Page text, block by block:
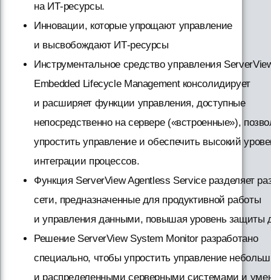
на ИТ-ресурсы.
Инновации, которые упрощают управление
и высвобождают ИТ-ресурсы
Инструментальное средство управления
Embedded Lifecycle Management консолидирует
и расширяет функции управления, доступные
непосредственно на сервере («встроенные»),
упростить управление и обеспечить высокий
интеграции процессов.
Функция ServerView Agentless Service разделяет
сети, предназначенные для продуктивной работы
и управления данными, повышая уровень защиты
Решение ServerView System Monitor разработано
специально, чтобы упростить управление
и распределенными серверными системами и